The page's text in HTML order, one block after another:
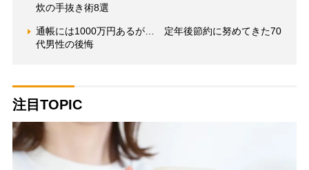
炊の手抜き術8選
通帳には1000万円あるが… 定年後節約に努めてきた70
代男性の後悔
注目TOPIC